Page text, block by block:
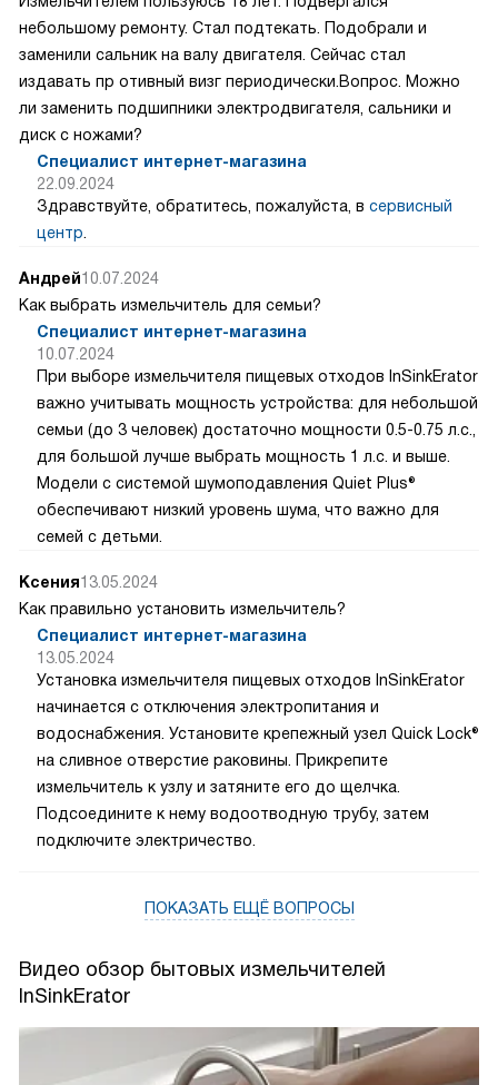
небольшому ремонту. Стал подтекать. Подобрали и
заменили сальник на валу двигателя. Сейчас стал
издавать пр отивный визг периодически.Вопрос. Можно
ли заменить подшипники электродвигателя, сальники и
диск с ножами?
Специалист интернет-магазина
22.09.2024
Здравствуйте, обратитесь, пожалуйста, в сервисный
центр
Андрей10.07.2024
Как выбрать измельчитель для семьи?
Специалист интернет-магазина
10.07.2024
При выборе измельчителя пищевых отходов InSinkErator
важно учитывать мощность устройства: для небольшой
семьи (до 3 человек) достаточно мощности 0.5-0.75 л.с.,
для большой лучше выбрать мощность 1 л.с. и выше.
Модели с системой шумоподавления Quiet Plus®
обеспечивают низкий уровень шума, что важно для
семей с детьми.
Ксения13.05.2024
Как правильно установить измельчитель?
Специалист интернет-магазина
13.05.2024
Установка измельчителя пищевых отходов InSinkErator
начинается с отключения электропитания и
водоснабжения. Установите крепежный узел Quick Lock®
на сливное отверстие раковины. Прикрепите
измельчитель к узлу и затяните его до щелчка.
Подсоедините к нему водоотводную трубу, затем
подключите электричество.
ПОКАЗАТЬ ЕЩЁ ВОПРОСЫ
Видео обзор бытовых измельчителей
InSinkErator